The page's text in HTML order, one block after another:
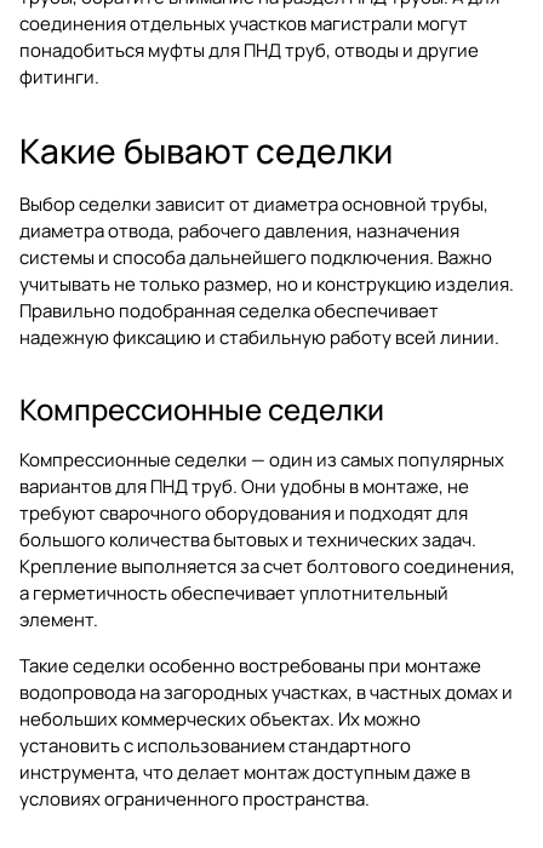
соединения отдельных участков магистрали могут
понадобитьсямуфты для ПНД труб,отводы и другие
фитинги.
Какие бывают седелки
Выбор седелки зависит от диаметра основной трубы,
диаметра отвода, рабочего давления, назначения
системы и способа дальнейшего подключения. Важно
учитывать не только размер, но и конструкцию изделия.
Правильно подобранная седелка обеспечивает
надежную фиксацию и стабильную работу всей линии.
Компрессионные седелки
Компрессионные седелки — один из самых популярных
вариантов для ПНД труб. Они удобны в монтаже, не
требуют сварочного оборудования и подходят для
большого количества бытовых и технических задач.
Крепление выполняется за счет болтового соединения,
а герметичность обеспечивает уплотнительный
элемент.
Такие седелки особенно востребованы при монтаже
водопровода на загородных участках, в частных домах и
небольших коммерческих объектах. Их можно
установить с использованием стандартного
инструмента, что делает монтаж доступным даже в
условиях ограниченного пространства.